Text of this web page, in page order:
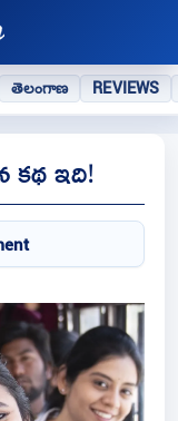
తెలంగాణ REVIEWS
ఇది!